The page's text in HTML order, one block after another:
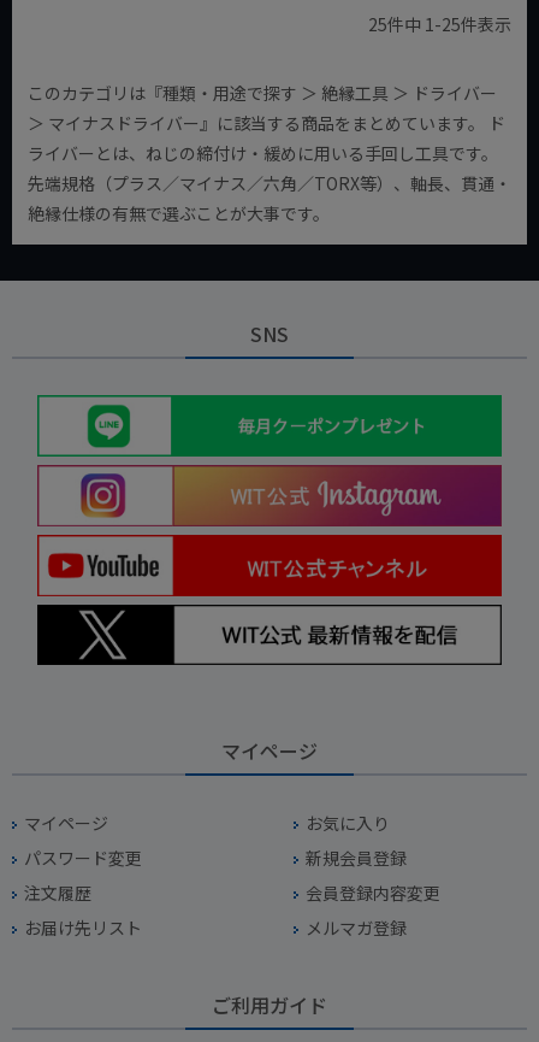
25件中 1-25件表示
このカテゴリは『種類・用途で探す ＞ 絶縁工具 ＞ ドライバー
＞ マイナスドライバー』に該当する商品をまとめています。 ド
ライバーとは、ねじの締付け・緩めに用いる手回し工具です。
先端規格（プラス／マイナス／六角／TORX等）、軸長、貫通・
絶縁仕様の有無で選ぶことが大事です。
SNS
マイページ
マイページ
お気に入り
パスワード変更
新規会員登録
注文履歴
会員登録内容変更
お届け先リスト
メルマガ登録
ご利用ガイド